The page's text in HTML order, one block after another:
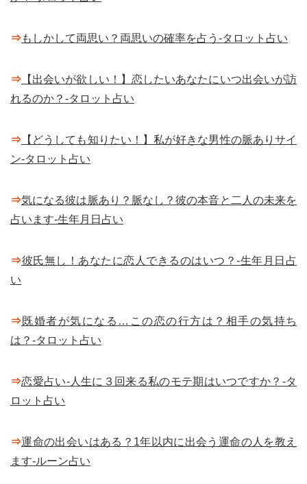
⇒もしかして両思い？両思いの確率を占う-タロット占い
⇒ 【出会いが欲しい！】恋したいあなたにいつ出会いが訪
れるのか？-タロット占い
⇒ 【どうしても知りたい！】私が好きな男性の脈ありサイ
ン-タロット占い
⇒気になる彼は脈あり？脈なし？彼の本音と二人の未来を
占います-生年月日占い
⇒彼氏無し！あなたに恋人できるのはいつ？-生年月日占
い
⇒既婚者が気になる…この恋の行方は？相手の気持ち
は？-タロット占い
⇒恋愛占い-人生に３回来る私のモテ期はいつですか？-タ
ロット占い
⇒運命の出会いはある？1年以内に出会う運命の人を教え
ます-ルーン占い